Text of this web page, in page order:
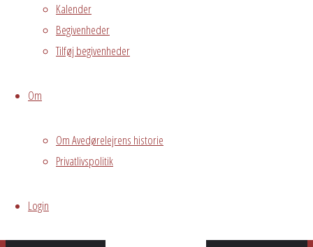
Kalender
Begivenheder
Tilføj begivenheder
Om
Om Avedørelejrens historie
Privatlivspolitik
Login
svar